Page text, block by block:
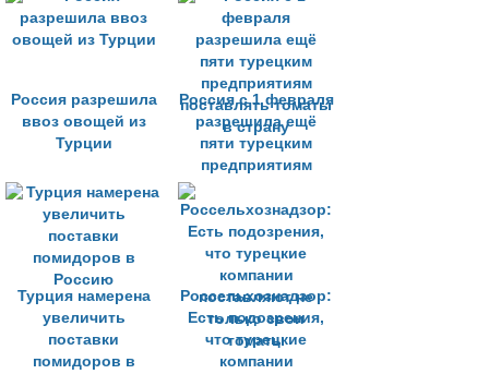
Турции
Турцию
Россия разрешила
ввоз овощей из
Турции
Россия с 1 февраля
разрешила ещё
пяти турецким
предприятиям
поставлять томаты
в страну
Турция намерена
увеличить
поставки
помидоров в
Россельхознадзор:
Есть подозрения,
что турецкие
компании